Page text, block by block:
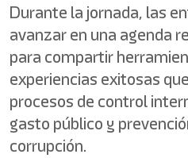
Durante la jornada, las
avanzar en una agenda
para compartir
experiencias exitosas
procesos de control
gasto público y
corrupción.